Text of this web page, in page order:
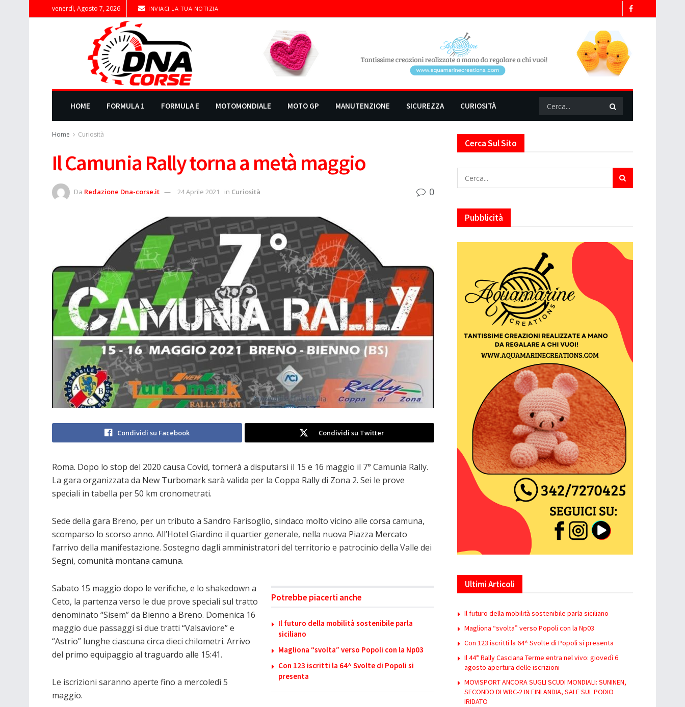
venerdì, Agosto 7, 2026 INVIACI LA TUA NOTIZIA
HOME FORMULA 1 FORMULA E MOTOMONDIALE MOTO GP MANUTENZIONE SICUREZZA CURIOSITÀ
Home Curiosità
Il Camunia Rally torna a metà maggio
Da Redazione Dna-corse.it 24 Aprile 2021 in Curiosità 0
Condividi su Facebook Condividi su Twitter
Roma. Dopo lo stop del 2020 causa Covid, tornerà a disputarsi il 15 e 16 maggio il 7° Camunia Rally.
La gara organizzata da New Turbomark sarà valida per la Coppa Rally di Zona 2. Sei le prove
speciali in tabella per 50 km cronometrati.
Sede della gara Breno, per un tributo a Sandro Farisoglio, sindaco molto vicino alle corsa camuna,
scomparso lo scorso anno. All’Hotel Giardino il quartier generale, nella nuova Piazza Mercato
l’arrivo della manifestazione. Sostegno dagli amministratori del territorio e patrocinio della Valle dei
Segni, comunità montana camuna.
Potrebbe piacerti anche
Il futuro della mobilità sostenibile parla
siciliano
Magliona “svolta” verso Popoli con la Np03
Con 123 iscritti la 64^ Svolte di Popoli si
presenta
Sabato 15 maggio dopo le verifiche, e lo shakedown a
Ceto, la partenza verso le due prove speciali sul tratto
denominato “Sisem” da Bienno a Breno. Domenica 16
maggio due passaggi si due tratti “Valsaviore” e
“Astrio” lunghe ciascuna circa dieci chilometri. Arrivo
del primo equipaggio al traguardo alle 15:41.
Le iscrizioni saranno aperte fino a mercoledì 5
maggio.
Cerca Sul Sito
Pubblicità
Ultimi Articoli
Il futuro della mobilità sostenibile parla siciliano
Magliona “svolta” verso Popoli con la Np03
Con 123 iscritti la 64^ Svolte di Popoli si presenta
Il 44° Rally Casciana Terme entra nel vivo: giovedì 6
agosto apertura delle iscrizioni
MOVISPORT ANCORA SUGLI SCUDI MONDIALI: SUNINEN,
SECONDO DI WRC-2 IN FINLANDIA, SALE SUL PODIO
IRIDATO